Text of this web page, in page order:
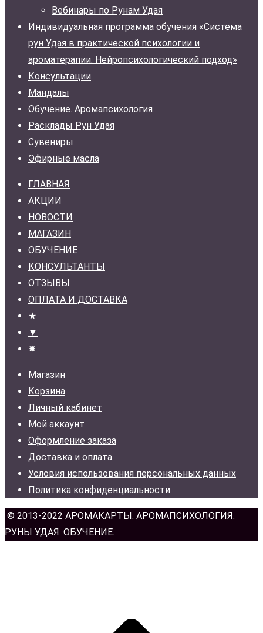
Вебинары по Рунам Удая
Индивидуальная программа обучения «Система
рун Удая в практической психологии и
ароматерапии. Нейропсихологический подход»
Консультации
Мандалы
Обучение. Аромапсихология
Расклады Рун Удая
Сувениры
Эфирные масла
ГЛАВНАЯ
АКЦИИ
НОВОСТИ
МАГАЗИН
ОБУЧЕНИЕ
КОНСУЛЬТАНТЫ
ОТЗЫВЫ
ОПЛАТА И ДОСТАВКА
★
▼
✸
Магазин
Корзина
Личный кабинет
Мой аккаунт
Оформление заказа
Доставка и оплата
Условия использования персональных данных
Политика конфиденциальности
© 2013-2022 АРОМАКАРТЫ. АРОМАПСИХОЛОГИЯ.
РУНЫ УДАЯ. ОБУЧЕНИЕ.